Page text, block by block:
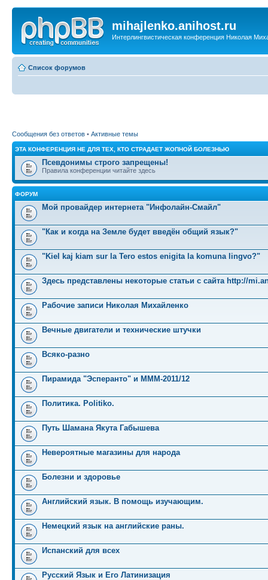
mihajlenko.anihost.ru
Интерлингвистическая конференция Николая
Список форумов
Сообщения без ответов • Активные темы
ЭТА КОНФЕРЕНЦИЯ НЕ ДЛЯ ТЕХ, КТО СТРАДАЕТ ЖОПНОЙ БОЛЕЗНЬЮ
Псевдонимы строго запрещены!
Правила конференции читайте здесь
ФОРУМ
Мой провайдер интернета "Инфолайн-Смайл"
"Как и когда на Земле будет введён общий язык?"
"Kiel kaj kiam sur la Tero estos enigita la komuna lingvo?"
Здесь представлены некоторые статьи с сайта http://
Рабочие записи Николая Михайленко
Вечные двигатели и технические штучки
Всяко-разно
Пирамида "Эсперанто" и MMM-2011/12
Политика. Politiko.
Путь Шамана Якута Габышева
Невероятные магазины для народа
Болезни и здоровье
Английский язык. В помощь изучающим.
Немецкий язык на английские раны.
Испанский для всех
Русский Язык и Его Латинизация